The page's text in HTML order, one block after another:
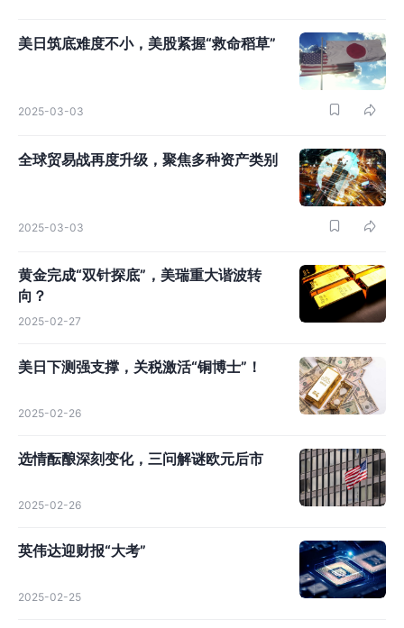
美日筑底难度不小，美股紧握“救命稻草”
2025-03-03
全球贸易战再度升级，聚焦多种资产类别
2025-03-03
黄金完成“双针探底”，美瑞重大谐波转
向？
2025-02-27
美日下测强支撑，关税激活“铜博士”！
2025-02-26
选情酝酿深刻变化，三问解谜欧元后市
2025-02-26
英伟达迎财报“大考”
2025-02-25